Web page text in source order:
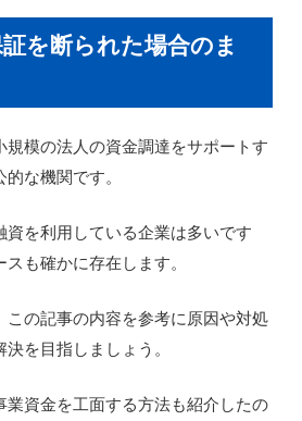
を断られた場合のま
規模の法人の資金調達をサポートす
な機関です。
資を利用している企業は多いです
も確かに存在します。
この記事の内容を参考に原因や対処
を目指しましょう。
業資金を工面する方法も紹介したの